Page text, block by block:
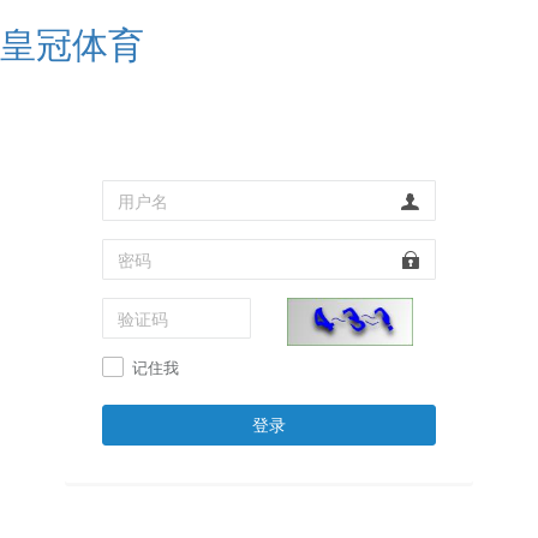
皇冠体育
记住我
登录